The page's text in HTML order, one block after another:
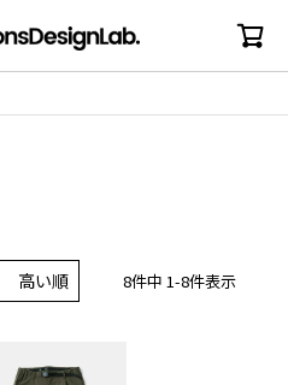
高い順 8件中 1-8件表示